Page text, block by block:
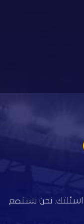
اسئلتك. نحن نستمع